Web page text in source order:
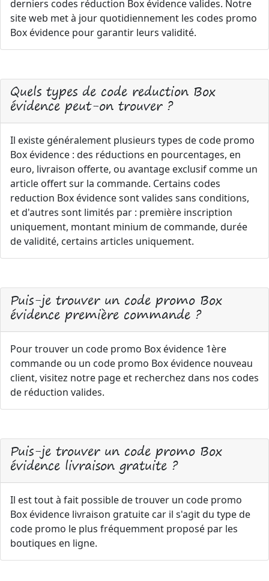
derniers codes réduction Box évidence valides. Notre
site web met à jour quotidiennement les codes promo
Box évidence pour garantir leurs validité.
Quels types de code reduction Box
évidence peut-on trouver ?
Il existe généralement plusieurs types de code promo
Box évidence : des réductions en pourcentages, en
euro, livraison offerte, ou avantage exclusif comme un
article offert sur la commande. Certains codes
reduction Box évidence sont valides sans conditions,
et d'autres sont limités par : première inscription
uniquement, montant minium de commande, durée
de validité, certains articles uniquement.
Puis-je trouver un code promo Box
évidence première commande ?
Pour trouver un code promo Box évidence 1ère
commande ou un code promo Box évidence nouveau
client, visitez notre page et recherchez dans nos codes
de réduction valides.
Puis-je trouver un code promo Box
évidence livraison gratuite ?
Il est tout à fait possible de trouver un code promo
Box évidence livraison gratuite car il s'agit du type de
code promo le plus fréquemment proposé par les
boutiques en ligne.